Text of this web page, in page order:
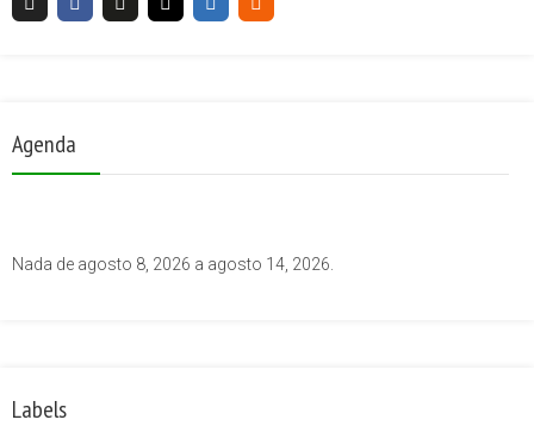
Agenda
Nada de agosto 8, 2026 a agosto 14, 2026.
Labels